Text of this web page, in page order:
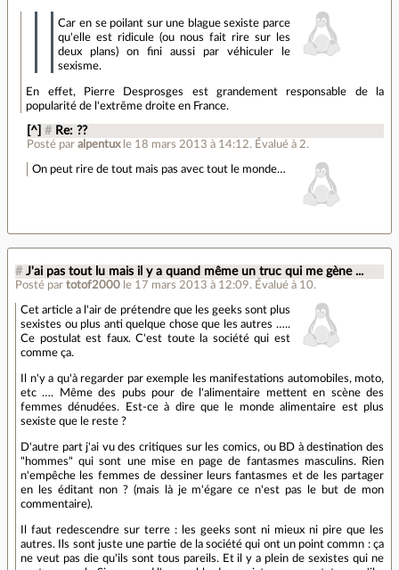
Car en se poilant sur une blague sexiste parce
qu'elle est ridicule (ou nous fait rire sur les
deux plans) on fini aussi par véhiculer le
sexisme.
En effet, Pierre Desprosges est grandement responsable de la
popularité de l'extrême droite en France.
[^] # Re: ??
Posté par alpentux le 18 mars 2013 à 14:12. Évalué à 2.
On peut rire de tout mais pas avec tout le monde…
# J'ai pas tout lu mais il y a quand même un truc qui me gène ...
Posté par totof2000 le 17 mars 2013 à 12:09. Évalué à 10.
Cet article a l'air de prétendre que les geeks sont plus
sexistes ou plus anti quelque chose que les autres …..
Ce postulat est faux. C'est toute la société qui est
comme ça.
Il n'y a qu'à regarder par exemple les manifestations automobiles, moto,
etc …. Même des pubs pour de l'alimentaire mettent en scène des
femmes dénudées. Est-ce à dire que le monde alimentaire est plus
sexiste que le reste ?
D'autre part j'ai vu des critiques sur les comics, ou BD à destination des
"hommes" qui sont une mise en page de fantasmes masculins. Rien
n'empêche les femmes de dessiner leurs fantasmes et de les partager
en les éditant non ? (mais là je m'égare ce n'est pas le but de mon
commentaire).
Il faut redescendre sur terre : les geeks sont ni mieux ni pire que les
autres. Ils sont juste une partie de la société qui ont un point commn : ça
ne veut pas die qu'ils sont tous pareils. Et il y a plein de sexistes qui ne